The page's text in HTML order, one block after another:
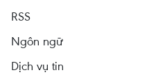
RSS
Ngôn ngữ
Dịch vụ tin